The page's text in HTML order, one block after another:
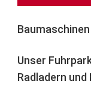
Baumaschinen
Unser
Radladern